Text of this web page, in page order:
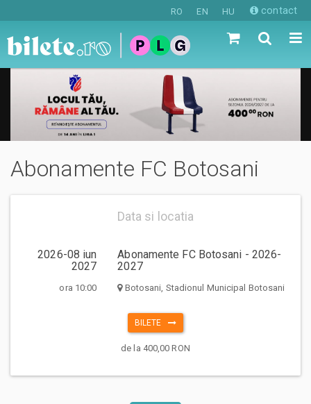
RO EN HU contact
Abonamente FC Botosani
Data si locatia
2026-08 iun
2027
ora 10:00
Abonamente FC Botosani - 2026-
2027
Botosani, Stadionul Municipal Botosani
BILETE
de la 400,00 RON